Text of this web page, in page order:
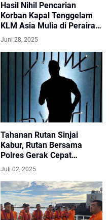
Hasil Nihil Pencarian
Korban Kapal Tenggelam
KLM Asia Mulia di Perairan
Bantaeng Di Hentikan
Juni 28, 2025
Tahanan Rutan Sinjai
Kabur, Rutan Bersama
Polres Gerak Cepat
Lakukan Pencarian
Juli 02, 2025